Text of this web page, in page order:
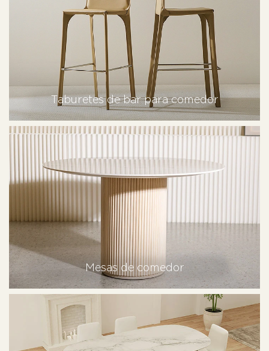
Taburetes de bar para comedor
Mesas de comedor